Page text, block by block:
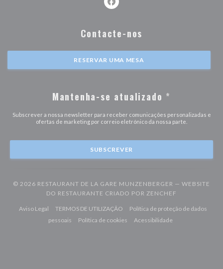
Facebook ((abre numa nova
Contacte-nos
RESERVAR UMA MESA
Mantenha-se atualizado *
Subscrever a nossa newsletter para receber comunicações personalizadas e
ofertas de marketing por correio eletrónico da nossa parte.
SUBSCREVER
© 2026 RESTAURANT DE LA GARE MUNZENBERGER — WEBSITE
DO RESTAURANTE CRIADO POR ZENCHEF
Aviso Legal((abre numa nova janela))
TERMOS DE UTILIZAÇÃO((abre numa nova janela))
Política de proteção de dados
pessoais((abre numa nova janela))
Política de cookies((abre numa nova janela))
Acessibilidade((abre numa nova